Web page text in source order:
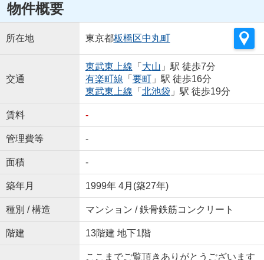
物件概要
所在地 東京都板橋区中丸町
交通
東武東上線 「 大山 」駅 徒歩7分
有楽町線 「 要町」駅 徒歩16分
東武東上線 「 北池袋 」駅 徒歩19分
賃料 -
管理費等 -
面積 -
築年月 1999年 4月(築27年)
種別 / 構造 マンション / 鉄骨鉄筋コンクリート
階建 13階建 地下1階
ここまでご覧頂きありがとうございます